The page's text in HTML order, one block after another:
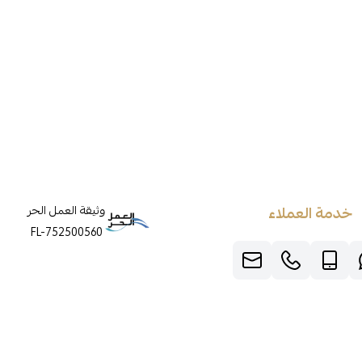
خدمة العملاء
وثيقة العمل الحر
FL-752500560